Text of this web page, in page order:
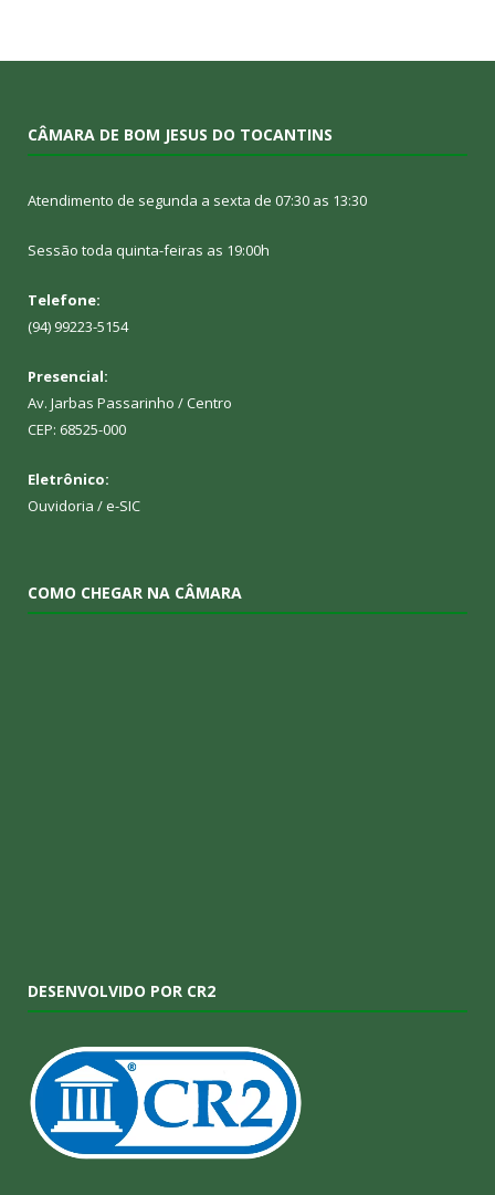
CÂMARA DE BOM JESUS DO TOCANTINS
Atendimento de segunda a sexta de 07:30 as 13:30
Sessão toda quinta-feiras as 19:00h
Telefone:
(94) 99223-5154
Presencial:
Av. Jarbas Passarinho / Centro
CEP: 68525-000
Eletrônico:
Ouvidoria / e-SIC
COMO CHEGAR NA CÂMARA
DESENVOLVIDO POR CR2